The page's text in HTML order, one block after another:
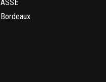
ASSE
Bordeaux